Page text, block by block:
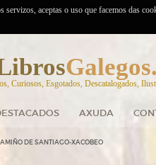
Curiosos, Esgotados, Descatalogados,
AXUDA
DE SANTIAGO-XACOBEO
aceptas o uso que facemos das